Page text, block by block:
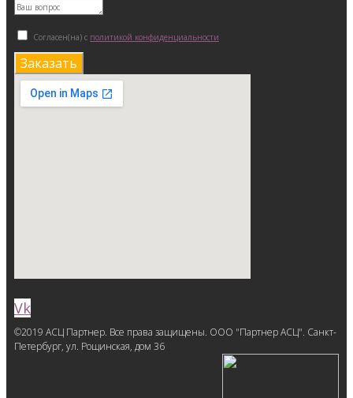
Согласен(на) с политикой конфиденциальности
Заказать
Vk
©2019 АСЦ Партнер. Все права защищены. ООО "Партнер АСЦ". Санкт-
Петербург, ул. Рощинская, дом 36